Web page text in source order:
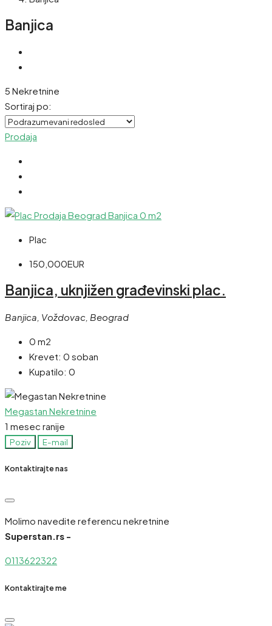
Banjica
5 Nekretnine
Sortiraj po:
Prodaja
Plac
150,000EUR
Banjica, uknjižen građevinski plac.
Banjica, Voždovac, Beograd
0 m2
Krevet: 0 soban
Kupatilo: 0
Megastan Nekretnine
1 mesec ranije
Poziv E-mail
Kontaktirajte nas
Molimo navedite referencu nekretnine
Superstan.rs -
0113622322
Kontaktirajte me